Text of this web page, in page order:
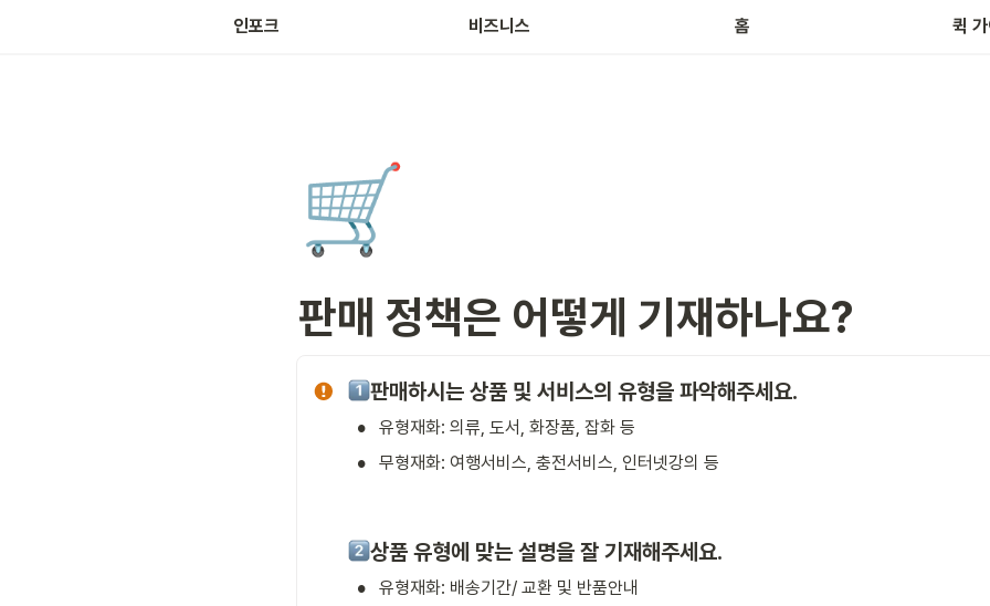
인포크 비즈니스 홈 퀵
마켓 브
🛒
판매 정책은 어떻게 기재하나요?
판매하시는 상품 및 서비스의 유형을 파악해주세요.
• 유형재화: 의류, 도서, 화장품, 잡화 등
• 무형재화: 여행서비스, 충전서비스, 인터넷강의 등
상품 유형에 맞는 설명을 잘 기재해주세요.
• 유형재화: 배송기간/ 교환 및 반품안내